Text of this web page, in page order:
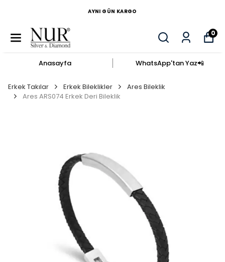
AYNI GÜN KARGO
0
Anasayfa WhatsApp'tan Yaz​📲​
Erkek Takılar Erkek Bileklikler
Ares Bileklik
Ares ARS074 Erkek Deri Bileklik